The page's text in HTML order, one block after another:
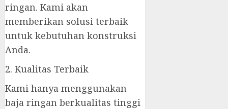
ringan. Kami akan
memberikan solusi terbaik
untuk kebutuhan konstruksi
Anda.
2. Kualitas Terbaik
Kami hanya menggunakan
baja ringan berkualitas tinggi